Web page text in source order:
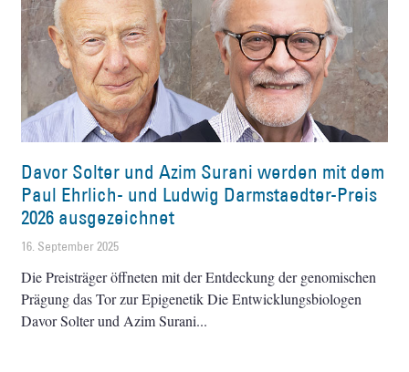
Davor Solter und Azim Surani werden mit dem
Paul Ehrlich- und Ludwig Darmstaedter-Preis
2026 ausgezeichnet
16. September 2025
Die Preisträger öffneten mit der Entdeckung der genomischen
Prägung das Tor zur Epigenetik Die Entwicklungsbiologen
Davor Solter und Azim Surani